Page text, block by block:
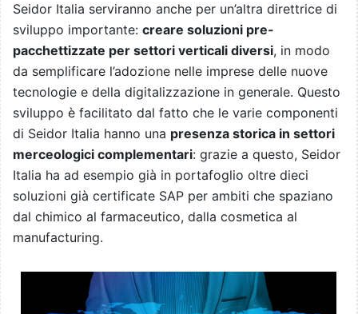
Seidor Italia serviranno anche per un’altra direttrice di
sviluppo importante: creare soluzioni pre-
pacchettizzate per settori verticali diversi, in modo
da semplificare l’adozione nelle imprese delle nuove
tecnologie e della digitalizzazione in generale. Questo
sviluppo è facilitato dal fatto che le varie componenti
di Seidor Italia hanno una presenza storica in settori
merceologici complementari: grazie a questo, Seidor
Italia ha ad esempio già in portafoglio oltre dieci
soluzioni già certificate SAP per ambiti che spaziano
dal chimico al farmaceutico, dalla cosmetica al
manufacturing.